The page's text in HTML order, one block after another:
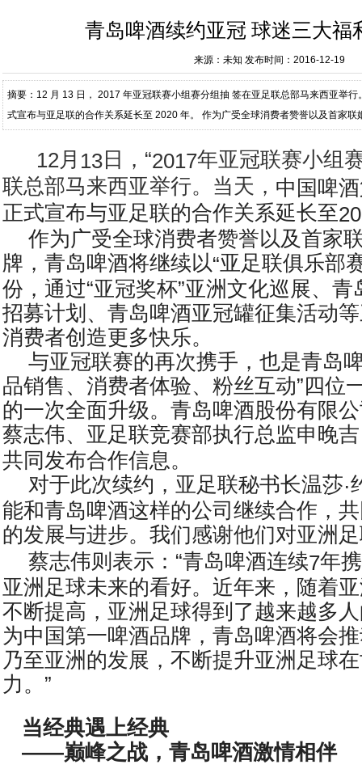
青岛啤酒续约亚冠 球迷三大福
来源：未知 发布时间：2016-12-19
摘要：12 月 13 日， 2017 年亚冠联赛小组赛分组抽 签在亚足联总部马来西亚举
式宣布与亚足联的合作关系延长至 2020 年。 作为广受全球消费者赞誉以及首家
12月 13日，“2017年亚冠联赛小组
联总部马来西亚举行。当天， 中国啤
正式宣布与亚足联的合作关系延长至
作为广受全球消费者赞誉以及首家
牌，青岛啤酒将继续以“亚足联俱乐部
份，通过“亚冠奖杯”亚洲文化巡展、
招募计划、青岛啤酒亚冠罐征集活动
消费者创造更多快乐。
与亚冠联赛的再次携手，也是青岛
品销售、消费者体验、粉丝互动”四位
的一次全面升级。青岛啤酒股份有限
蔡志伟、亚足联竞赛部执行总监申晚
共同发布合作信息。
对于此次续约，亚足联秘书长温莎·
能和青岛啤酒这样的公司继续合作，
的发展与进步。我们感谢他们对亚洲
蔡志伟则表示：“青岛啤酒连续7年
亚洲足球未来的看好。近年来，随着
不断提高，亚洲足球得到了越来越多
为中国第一啤酒品牌，青岛啤酒将会
乃至亚洲的发展，不断提升亚洲足球
力。”
当经典遇上经典
——巅峰之战，青岛啤酒激情相伴